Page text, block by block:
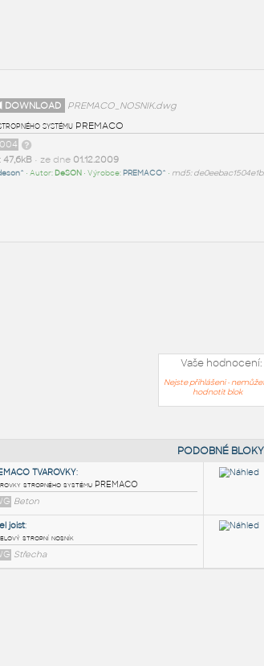
DOWNLOAD
PREMACO_NOSNIK.dwg
systému PREMACO
47,6kB• ze dne 01.12.2009
• Autor: DeSON• Výrobce: PREMACO^ • md5:
Vaše hodnocení:
Nejste přihlášeni -
hodnotit blok